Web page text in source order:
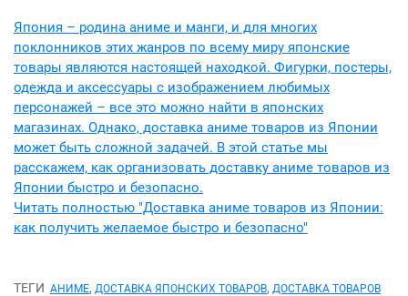
Япония – родина аниме и манги, и для многих
поклонников этих жанров по всему миру японские
товары являются настоящей находкой. Фигурки, постеры,
одежда и аксессуары с изображением любимых
персонажей – все это можно найти в японских
магазинах. Однако, доставка аниме товаров из Японии
может быть сложной задачей. В этой статье мы
расскажем, как организовать доставку аниме товаров из
Японии быстро и безопасно.
Читать полностью "Доставка аниме товаров из Японии:
как получить желаемое быстро и безопасно"
ТЕГИ АНИМЕ, ДОСТАВКА ЯПОНСКИХ ТОВАРОВ, ДОСТАВКА ТОВАРОВ